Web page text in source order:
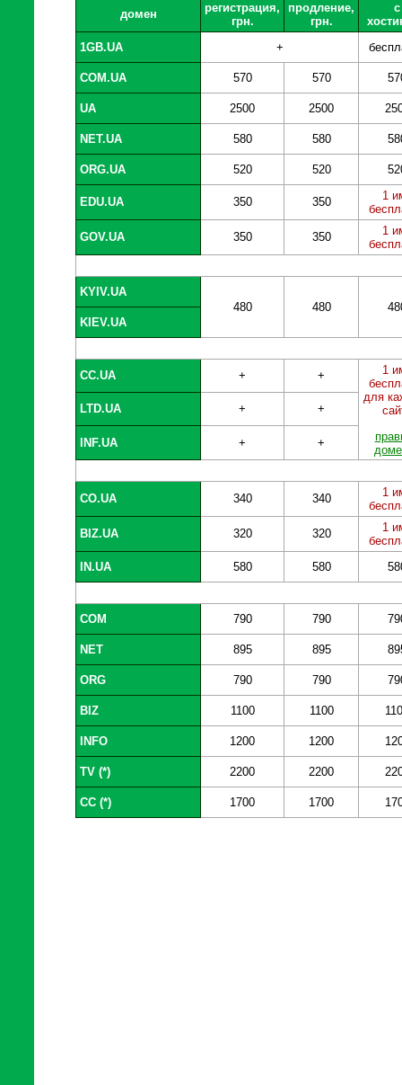
домен
регистрация,
грн.
продление,
грн.
с
1GB.UA
+
COM.UA 570 570
UA 2500 2500
NET.UA 580 580
ORG.UA 520 520
EDU.UA 350 350
1
GOV.UA 350 350
1
KYIV.UA
480
480
KIEV.UA
CC.UA + +
1
для
LTD.UA + +
INF.UA + +
CO.UA 340 340
1
BIZ.UA 320 320
1
IN.UA
580 580
COM 790 790
NET 895 895
ORG 790 790
BIZ 1100 1100
INFO 1200 1200
TV (*) 2200 2200
CC (*) 1700 1700